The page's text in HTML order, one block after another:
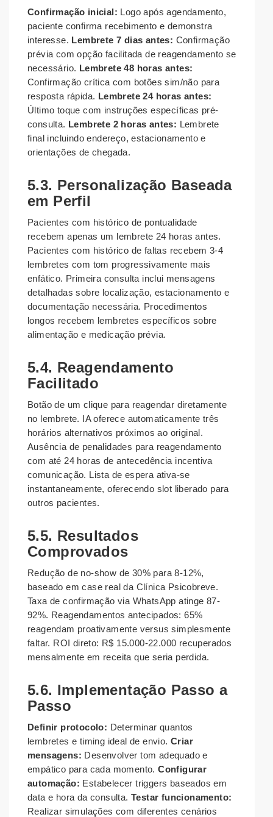
Confirmação inicial: Logo após agendamento,
paciente confirma recebimento e demonstra
interesse. Lembrete 7 dias antes: Confirmação
prévia com opção facilitada de reagendamento se
necessário. Lembrete 48 horas antes:
Confirmação crítica com botões sim/não para
resposta rápida. Lembrete 24 horas antes:
Último toque com instruções específicas pré-
consulta. Lembrete 2 horas antes: Lembrete
final incluindo endereço, estacionamento e
orientações de chegada.
5.3. Personalização Baseada
em Perfil
Pacientes com histórico de pontualidade
recebem apenas um lembrete 24 horas antes.
Pacientes com histórico de faltas recebem 3-4
lembretes com tom progressivamente mais
enfático. Primeira consulta inclui mensagens
detalhadas sobre localização, estacionamento e
documentação necessária. Procedimentos
longos recebem lembretes específicos sobre
alimentação e medicação prévia.
5.4. Reagendamento
Facilitado
Botão de um clique para reagendar diretamente
no lembrete. IA oferece automaticamente três
horários alternativos próximos ao original.
Ausência de penalidades para reagendamento
com até 24 horas de antecedência incentiva
comunicação. Lista de espera ativa-se
instantaneamente, oferecendo slot liberado para
outros pacientes.
5.5. Resultados
Comprovados
Redução de no-show de 30% para 8-12%,
baseado em case real da Clínica Psicobreve.
Taxa de confirmação via WhatsApp atinge 87-
92%. Reagendamentos antecipados: 65%
reagendam proativamente versus simplesmente
faltar. ROI direto: R$ 15.000-22.000 recuperados
mensalmente em receita que seria perdida.
5.6. Implementação Passo a
Passo
Definir protocolo: Determinar quantos
lembretes e timing ideal de envio. Criar
mensagens: Desenvolver tom adequado e
empático para cada momento.Configurar
automação: Estabelecer triggers baseados em
data e hora da consulta. Testar funcionamento:
Realizar simulações com diferentes cenários